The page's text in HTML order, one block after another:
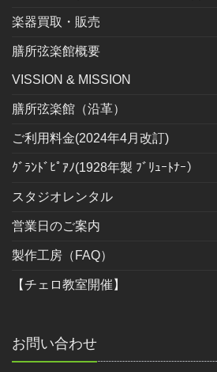
楽器買取・販売
膳所弦楽館概要
VISSION & MISSION
膳所弦楽館（沿革）
ご利用料金(2024年4月改訂)
ｸﾞﾗﾝﾄﾞﾋﾟｱﾉ(1928年製 ﾌﾞﾘｭｰﾄﾅｰ）
スタジオレンタル
営業日のご案内
製作工房（FAQ）
【チェロ教室開催】
お問い合わせ